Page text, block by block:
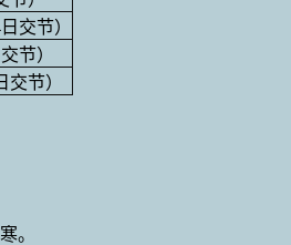
交节）
节）
交节）
。